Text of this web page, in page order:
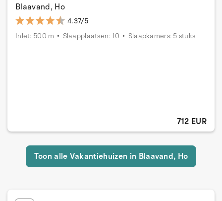
Blaavand, Ho
4.37/5
Inlet: 500 m
Slaapplaatsen: 10 Slaapkamers: 5 stuks
712 EUR
Toon alle Vakantiehuizen in Blaavand, Ho